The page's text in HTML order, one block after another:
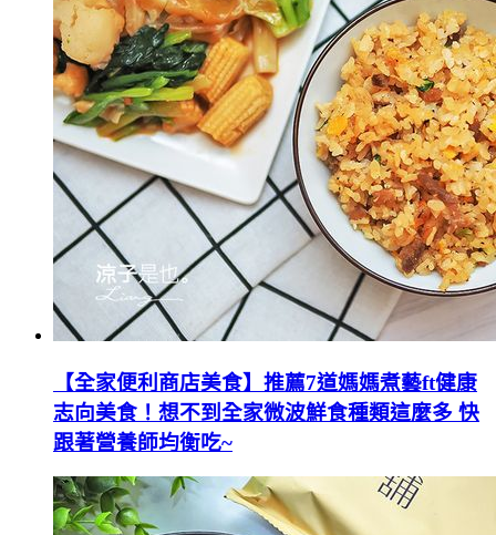
【全家便利商店美食】推薦7道媽媽煮藝ft健康
志向美食！想不到全家微波鮮食種類這麼多 快
跟著營養師均衡吃~